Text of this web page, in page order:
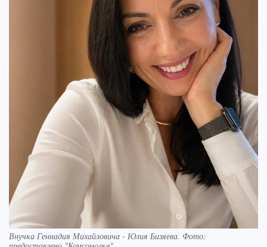
Внучка Геннадия Михайловича - Юлия Бизяева. Фото: